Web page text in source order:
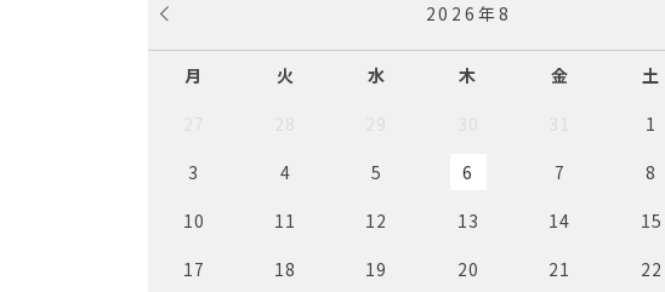
2026 年8
月 火 水 木 金 土
1
3
4 5 6 7 8
10
11 12 13 14 15
17
18 19 20 21 22